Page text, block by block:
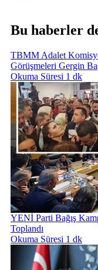
Bu haberler
TBMM Adalet
Görüşmeleri Gergin
Okuma Süresi 1 dk
YENİ Parti Bağış
Toplandı
Okuma Süresi 1 dk